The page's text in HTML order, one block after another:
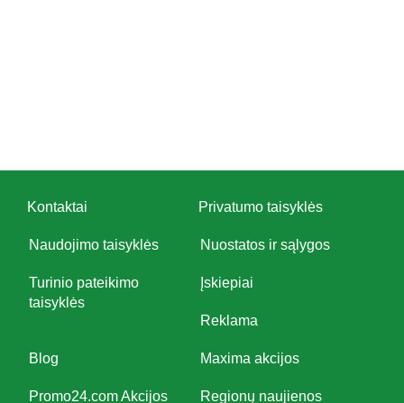
Kontaktai Privatumo taisyklės
Naudojimo taisyklės Nuostatos ir sąlygos
Turinio pateikimo
taisyklės
Įskiepiai
Reklama
Blog Maxima akcijos
Promo24.com Akcijos Regionų naujienos